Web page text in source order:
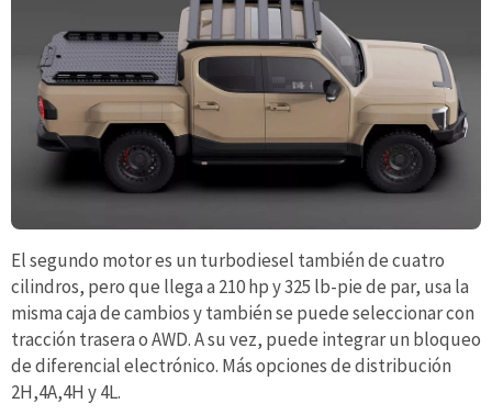
El segundo motor es un turbodiesel también de cuatro
cilindros, pero que llega a 210 hp y 325 lb-pie de par, usa la
misma caja de cambios y también se puede seleccionar con
tracción trasera o AWD. A su vez, puede integrar un bloqueo
de diferencial electrónico. Más opciones de distribución
2H,4A,4H y 4L.